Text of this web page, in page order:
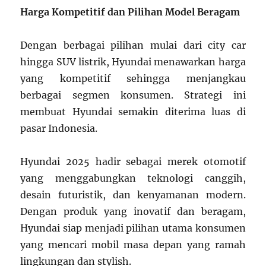
Harga Kompetitif dan Pilihan Model Beragam
Dengan berbagai pilihan mulai dari city car
hingga SUV listrik, Hyundai menawarkan harga
yang kompetitif sehingga menjangkau
berbagai segmen konsumen. Strategi ini
membuat Hyundai semakin diterima luas di
pasar Indonesia.
Hyundai 2025 hadir sebagai merek otomotif
yang menggabungkan teknologi canggih,
desain futuristik, dan kenyamanan modern.
Dengan produk yang inovatif dan beragam,
Hyundai siap menjadi pilihan utama konsumen
yang mencari mobil masa depan yang ramah
lingkungan dan stylish.